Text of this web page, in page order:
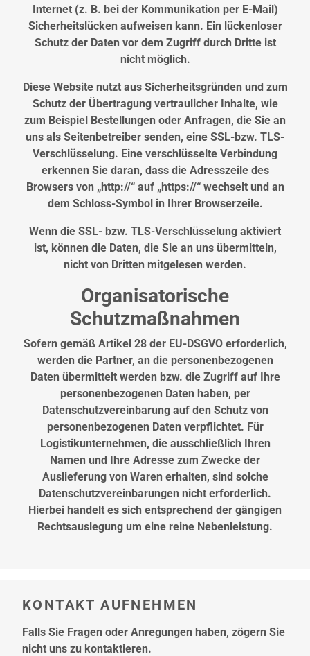
Internet (z. B. bei der Kommunikation per E-Mail)
Sicherheitslücken aufweisen kann. Ein lückenloser
Schutz der Daten vor dem Zugriff durch Dritte ist
nicht möglich.
Diese Website nutzt aus Sicherheitsgründen und zum
Schutz der Übertragung vertraulicher Inhalte, wie
zum Beispiel Bestellungen oder Anfragen, die Sie an
uns als Seitenbetreiber senden, eine SSL-bzw. TLS-
Verschlüsselung. Eine verschlüsselte Verbindung
erkennen Sie daran, dass die Adresszeile des
Browsers von „http://“ auf „https://“ wechselt und an
dem Schloss-Symbol in Ihrer Browserzeile.
Wenn die SSL- bzw. TLS-Verschlüsselung aktiviert
ist, können die Daten, die Sie an uns übermitteln,
nicht von Dritten mitgelesen werden.
Organisatorische
Schutzmaßnahmen
Sofern gemäß Artikel 28 der EU-DSGVO erforderlich,
werden die Partner, an die personenbezogenen
Daten übermittelt werden bzw. die Zugriff auf Ihre
personenbezogenen Daten haben, per
Datenschutzvereinbarung auf den Schutz von
personenbezogenen Daten verpflichtet. Für
Logistikunternehmen, die ausschließlich Ihren
Namen und Ihre Adresse zum Zwecke der
Auslieferung von Waren erhalten, sind solche
Datenschutzvereinbarungen nicht erforderlich.
Hierbei handelt es sich entsprechend der gängigen
Rechtsauslegung um eine reine Nebenleistung.
KONTAKT AUFNEHMEN
Falls Sie Fragen oder Anregungen haben, zögern Sie
nicht uns zu kontaktieren.